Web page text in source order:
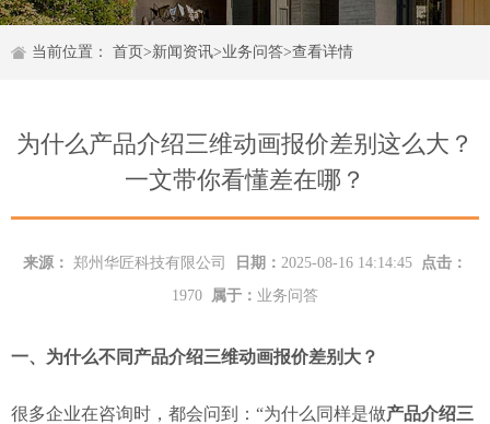
当前位置： 首页>新闻资讯>业务问答>查看详情
为什么产品介绍三维动画报价差别这么大？
一文带你看懂差在哪？
来源： 郑州华匠科技有限公司 日期： 2025-08-16 14:14:45
点击：
1970
属于： 业务问答
一、为什么不同产品介绍三维动画报价差别大？
很多企业在咨询时，都会问到：“为什么同样是做产品介绍三